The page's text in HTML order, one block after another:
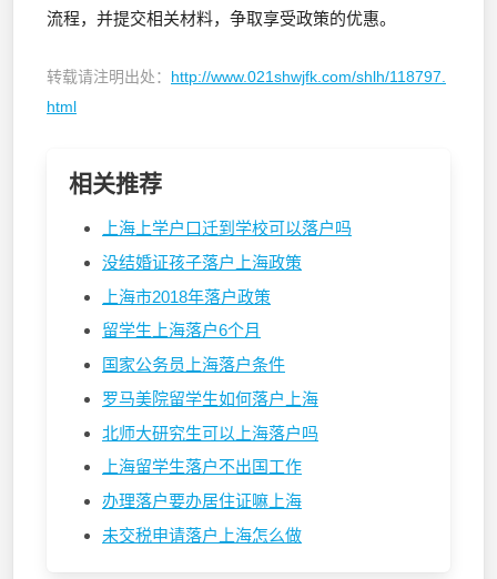
流程，并提交相关材料，争取享受政策的优惠。
转载请注明出处： http://www.021shwjfk.com/shlh/118797.
html
相关推荐
上海上学户口迁到学校可以落户吗
没结婚证孩子落户上海政策
上海市2018年落户政策
留学生上海落户6个月
国家公务员上海落户条件
罗马美院留学生如何落户上海
北师大研究生可以上海落户吗
上海留学生落户不出国工作
办理落户要办居住证嘛上海
未交税申请落户上海怎么做